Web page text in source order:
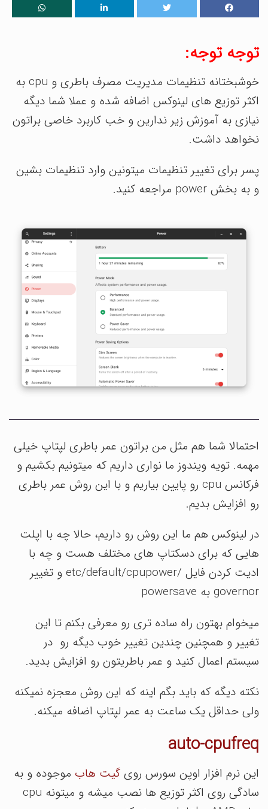
توجه توجه:
خوشبختانه تنظیمات مدیریت مصرف باطری و cpu به
اکثر توزیع های لینوکس اضافه شده و عملا شما دیگه
نیازی به آموزش زیر ندارین و خب کاربرد خاصی براتون
نخواهد داشت.
پسر برای تغییر تنظیمات میتونین وارد تنظیمات بشین
و به بخش power مراجعه کنید.
احتمالا شما هم مثل من براتون عمر باطری لپتاپ خیلی
مهمه. تویه ویندوز ما نواری داریم که میتونیم بکشیم و
فرکانس cpu رو پایین بیاریم و با این روش عمر باطری
رو افزایش بدیم.
در لینوکس هم ما این روش رو داریم، حالا چه با اپلت
هایی که برای دسکتاپ های مختلف هست و چه با
ادیت کردن فایل /etc/default/cpupower و تغییر
governor به powersave
میخوام بهتون راه ساده تری رو معرفی بکنم تا این
تغییر و همچنین چندین تغییر خوب دیگه رو در
سیستم اعمال کنید و عمر باطریتون رو افزایش بدید.
نکته دیگه که باید بگم اینه که این روش معجزه نمیکنه
ولی حداقل یک ساعت به عمر لپتاپ اضافه میکنه.
auto-cpufreq
این نرم افزار اوپن سورس روی گیت هاب موجوده و به
سادگی روی اکثر توزیع ها نصب میشه و میتونه cpu